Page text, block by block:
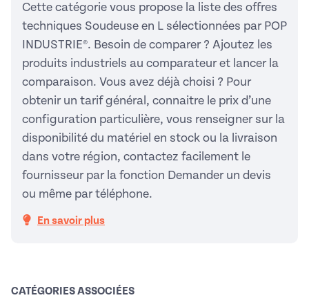
Cette catégorie vous propose la liste des offres
techniques Soudeuse en L sélectionnées par POP
INDUSTRIE®. Besoin de comparer ? Ajoutez les
produits industriels au comparateur et lancer la
comparaison. Vous avez déjà choisi ? Pour
obtenir un tarif général, connaitre le prix d’une
configuration particulière, vous renseigner sur la
disponibilité du matériel en stock ou la livraison
dans votre région, contactez facilement le
fournisseur par la fonction Demander un devis
ou même par téléphone.
En savoir plus
CATÉGORIES ASSOCIÉES